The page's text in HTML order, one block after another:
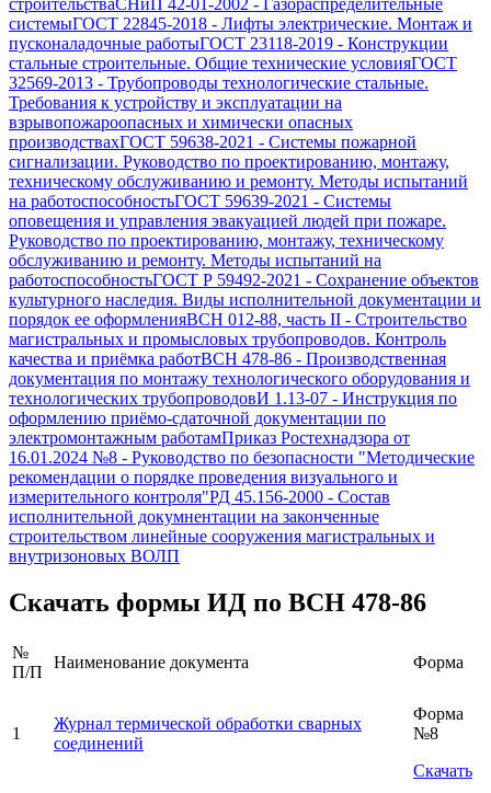
строительстваСНиП 42-01-2002 - Газораспределительные
системыГОСТ 22845-2018 - Лифты электрические. Монтаж и
пусконаладочные работыГОСТ 23118-2019 - Конструкции
стальные строительные. Общие технические условияГОСТ
32569-2013 - Трубопроводы технологические стальные.
Требования к устройству и эксплуатации на
взрывопожароопасных и химически опасных
производствахГОСТ 59638-2021 - Системы пожарной
сигнализации. Руководство по проектированию, монтажу,
техническому обслуживанию и ремонту. Методы испытаний
на работоспособностьГОСТ 59639-2021 - Системы
оповещения и управления эвакуацией людей при пожаре.
Руководство по проектированию, монтажу, техническому
обслуживанию и ремонту. Методы испытаний на
работоспособностьГОСТ Р 59492-2021 - Сохранение объектов
культурного наследия. Виды исполнительной документации и
порядок ее оформленияВСН 012-88, часть II - Строительство
магистральных и промысловых трубопроводов. Контроль
качества и приёмка работВСН 478-86 - Производственная
документация по монтажу технологического оборудования и
технологических трубопроводовИ 1.13-07 - Инструкция по
оформлению приёмо-сдаточной документации по
электромонтажным работамПриказ Ростехнадзора от
16.01.2024 №8 - Руководство по безопасности "Методические
рекомендации о порядке проведения визуального и
измерительного контроля"РД 45.156-2000 - Состав
исполнительной докумнентации на законченные
строительством линейные сооружения магистральных и
внутризоновых ВОЛП
Скачать формы ИД по ВСН 478-86
№
П/П
Наименование документа Форма
1
Журнал термической обработки сварных
соединений
Форма
№8
Скачать